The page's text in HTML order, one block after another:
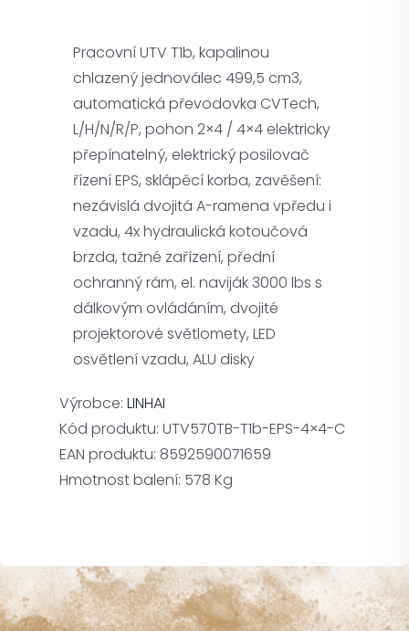
Pracovní UTV T1b, kapalinou
chlazený jednoválec 499,5 cm3,
automatická převodovka CVTech,
L/H/N/R/P, pohon 2×4 / 4×4 elektricky
přepínatelný, elektrický posilovač
řízení EPS, sklápěcí korba, zavěšení:
nezávislá dvojitá A-ramena vpředu i
vzadu, 4x hydraulická kotoučová
brzda, tažné zařízení, přední
ochranný rám, el. naviják 3000 lbs s
dálkovým ovládáním, dvojité
projektorové světlomety, LED
osvětlení vzadu, ALU disky
Výrobce: LINHAI
Kód produktu: UTV570TB-T1b-EPS-4×4-C
EAN produktu: 8592590071659
Hmotnost balení: 578 Kg